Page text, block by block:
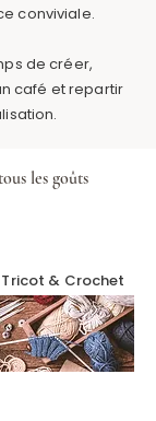
conviviale.
de créer,
café et repartir
les goûts
Tricot & Crochet